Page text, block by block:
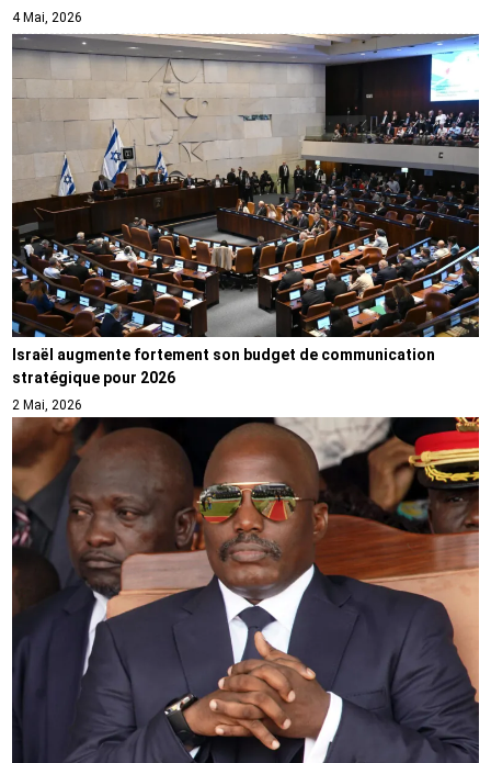
4 Mai, 2026
Israël augmente fortement son budget de communication
stratégique pour 2026
2 Mai, 2026